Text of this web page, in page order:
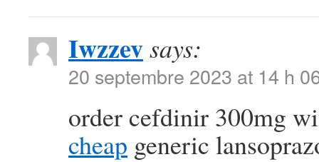
Iwzzevsays:
20 septembre 2023 at 14 h
order cefdinir 300mg
cheap generic